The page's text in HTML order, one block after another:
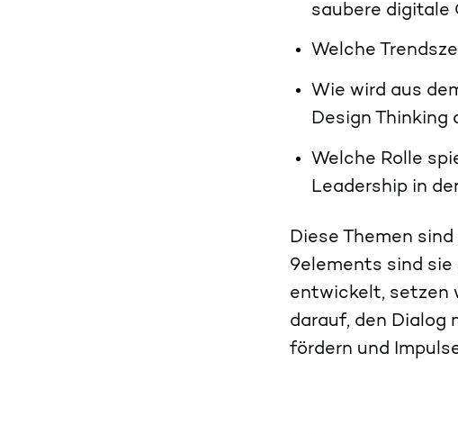
saubere digitale
Welche
Wie wird aus
Design Thinking
Welche Rolle
Leadership in
Diese Themen
9elements sind sie
entwickelt, setzen
darauf, den Dialog
fördern und